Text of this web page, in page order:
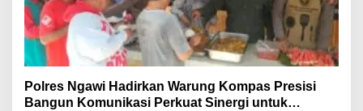
Polres Ngawi Hadirkan Warung Kompas Presisi
Bangun Komunikasi Perkuat Sinergi untuk